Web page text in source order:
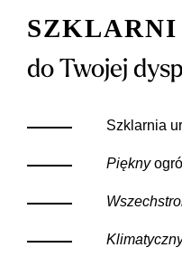
szklarni
do Twojej
Szklarnia
Piękny